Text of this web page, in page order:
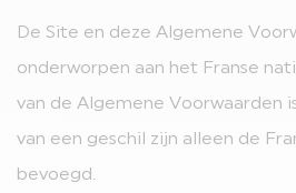
De Site en deze Algemene
onderworpen aan het Franse
van de Algemene Voorwaarden
van een geschil zijn alleen de
bevoegd.